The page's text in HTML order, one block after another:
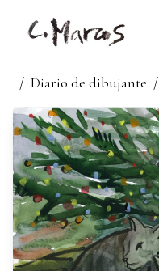
/ Diario de dibujante /